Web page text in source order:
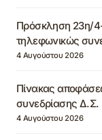
Πρόσκληση 23η/
τηλεφωνικώς
4 Αυγούστου 2026
Πίνακας
συνεδρίασης Δ.Σ.
4 Αυγούστου 2026